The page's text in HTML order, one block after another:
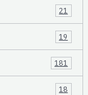
21
19
181
18